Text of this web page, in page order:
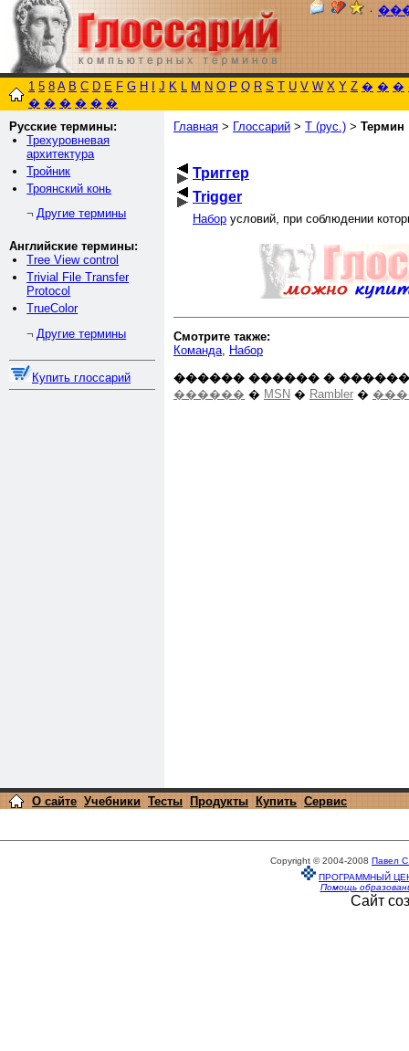
٠
1 5 8 A B C D E F G H J K L M N O P Q R S T U V W X Y Z � � �
� � � � � �
Русские термины:
Трехуровневая
архитектура
Тройник
Троянский конь
¬ Другие термины
Английские термины:
Tree View control
Trivial File Transfer
Protocol
TrueColor
¬ Другие термины
Купить глоссарий
Главная > Глоссарий > Т (рус.) > Термин
Триггер
Trigger
Набор условий, при соблюдении
Смотрите также:
Команда
Набор
������ ������ �
������ � MSN � Rambler �
О сайте Учебники Тесты Продукты Купить Сервис
Copyright © 2004-2008 Павел
ПРОГРАММНЫЙ
Помощь
Сайт